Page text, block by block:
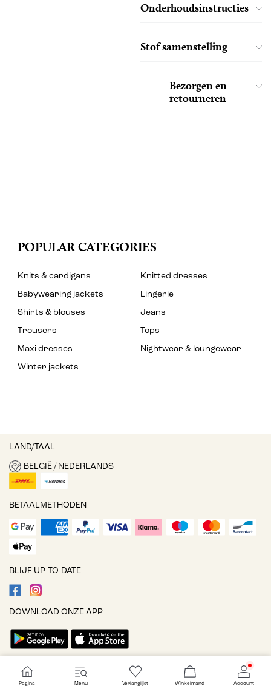
Onderhoudsinstructies
Stof samenstelling
Bezorgen en
retourneren
POPULAR CATEGORIES
Knits & cardigans
Knitted dresses
Babywearing jackets
Lingerie
Shirts & blouses
Jeans
Trousers
Tops
Maxi dresses
Nightwear & loungewear
Winter jackets
LAND/TAAL
BELGIË / NEDERLANDS
BETAALMETHODEN
BLIJF UP-TO-DATE
DOWNLOAD ONZE APP
Cookie-instellingen
Pagina Menu Verlanglijst Winkelmand Account